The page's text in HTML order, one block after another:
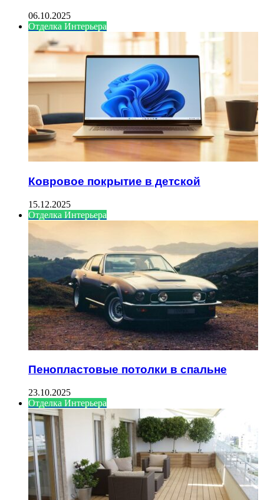
06.10.2025
Отделка Интерьера
Ковровое покрытие в детской
15.12.2025
Отделка Интерьера
Пенопластовые потолки в спальне
23.10.2025
Отделка Интерьера